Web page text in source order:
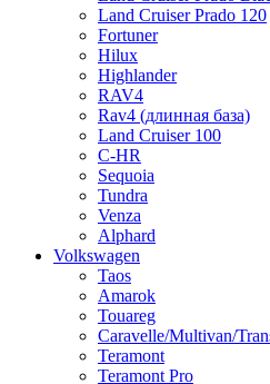
Land Cruiser Prado 120
Fortuner
Hilux
Highlander
RAV4
Rav4 (длинная база)
Land Cruiser 100
C-HR
Sequoia
Tundra
Venza
Alphard
Volkswagen
Taos
Amarok
Touareg
Caravelle/Multivan/
Teramont
Teramont Pro